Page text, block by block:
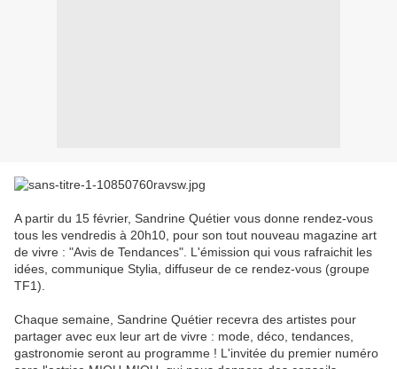
A partir du 15 février, Sandrine Quétier vous donne rendez-vous
tous les vendredis à 20h10, pour son tout nouveau magazine art
de vivre : "Avis de Tendances". L'émission qui vous rafraichit les
idées, communique Stylia, diffuseur de ce rendez-vous (groupe
TF1).
Chaque semaine, Sandrine Quétier recevra des artistes pour
partager avec eux leur art de vivre : mode, déco, tendances,
gastronomie seront au programme ! L'invitée du premier numéro